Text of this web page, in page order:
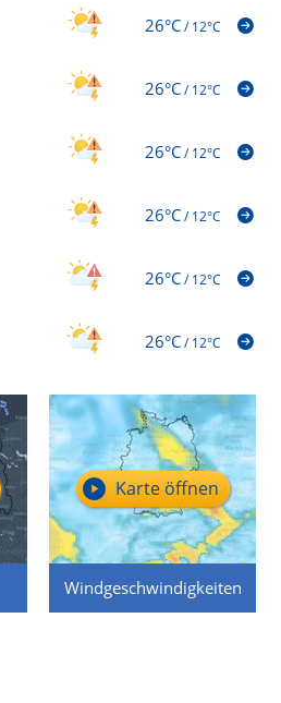
26°C/12°C
26°C/12°C
26°C/12°C
26°C/12°C
26°C/12°C
26°C/12°C
Windgeschwindigkeiten
Karte öffnen